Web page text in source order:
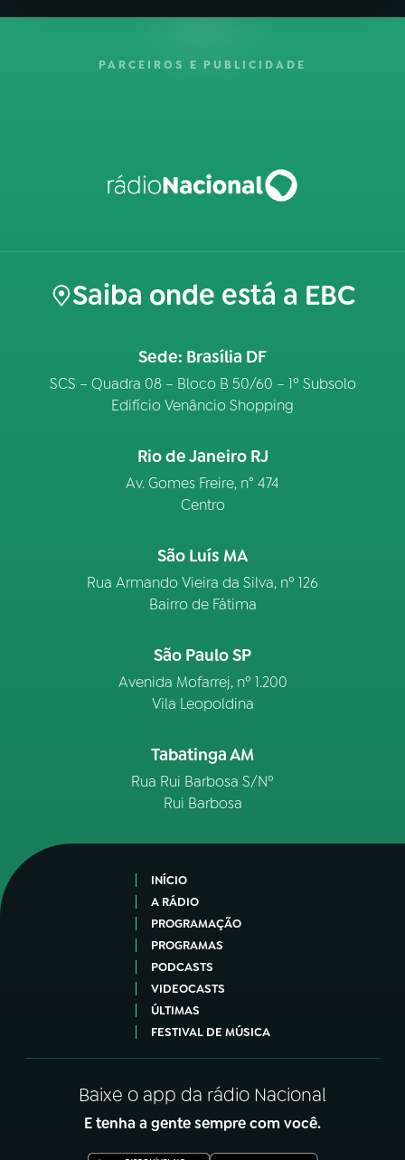
PARCEIROS E PUBLICIDADE
Saiba onde está a EBC
Sede: Brasília DF
SCS – Quadra 08 – Bloco B 50/60 – 1º Subsolo
Edifício Venâncio Shopping
Rio de Janeiro RJ
Av. Gomes Freire, n° 474
Centro
São Luís MA
Rua Armando Vieira da Silva, nº 126
Bairro de Fátima
São Paulo SP
Avenida Mofarrej, nº 1.200
Vila Leopoldina
Tabatinga AM
Rua Rui Barbosa S/Nº
Rui Barbosa
INÍCIO
A RÁDIO
PROGRAMAÇÃO
PROGRAMAS
PODCASTS
VIDEOCASTS
ÚLTIMAS
FESTIVAL DE MÚSICA
Baixe o app da rádio Nacional
E tenha a gente sempre com você.